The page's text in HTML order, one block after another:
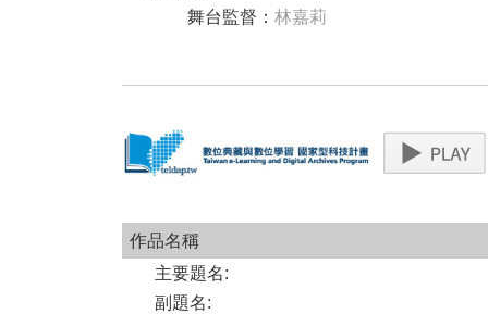
舞台監督 ： 林嘉莉
作品名稱
主要題名:
副題名: